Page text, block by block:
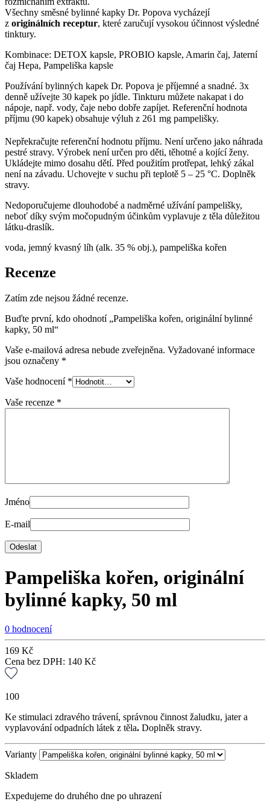
Všechny směsné bylinné kapky Dr. Popova vycházejí
z originálních receptur, které zaručují vysokou účinnost výsledné
tinktury.
Kombinace: DETOX kapsle, PROBIO kapsle, Amarin čaj, Jaterní
čaj Hepa, Pampeliška kapsle
Používání bylinných kapek Dr. Popova je příjemné a snadné. 3x
denně užívejte 30 kapek po jídle. Tinkturu můžete nakapat i do
nápoje, např. vody, čaje nebo dobře zapíjet. Referenční hodnota
příjmu (90 kapek) obsahuje výluh z 261 mg pampelišky.
Nepřekračujte referenční hodnotu příjmu. Není určeno jako náhrada
pestré stravy. Výrobek není určen pro děti, těhotné a kojící ženy.
Ukládejte mimo dosahu dětí. Před použitím protřepat, lehký zákal
není na závadu. Uchovejte v suchu při teplotě 5 – 25 °C. Doplněk
stravy.
Nedoporučujeme dlouhodobé a nadměrné užívání pampelišky,
neboť díky svým močopudným účinkům vyplavuje z těla důležitou
látku-draslík.
voda, jemný kvasný líh (alk. 35 % obj.), pampeliška kořen
Recenze
Zatím zde nejsou žádné recenze.
Buďte první, kdo ohodnotí „Pampeliška kořen, originální bylinné
kapky, 50 ml“
Vaše e-mailová adresa nebude zveřejněna. Vyžadované informace
jsou označeny *
Vaše hodnocení *
Vaše recenze *
Jméno
E-mail
Pampeliška kořen, originální
bylinné kapky, 50 ml
0 hodnocení
169 Kč
Cena bez DPH: 140 Kč
100
Ke stimulaci zdravého trávení, správnou činnost žaludku, jater a
vyplavování odpadních látek z těla. Doplněk stravy.
Varianty
Skladem
Expedujeme do druhého dne po uhrazení